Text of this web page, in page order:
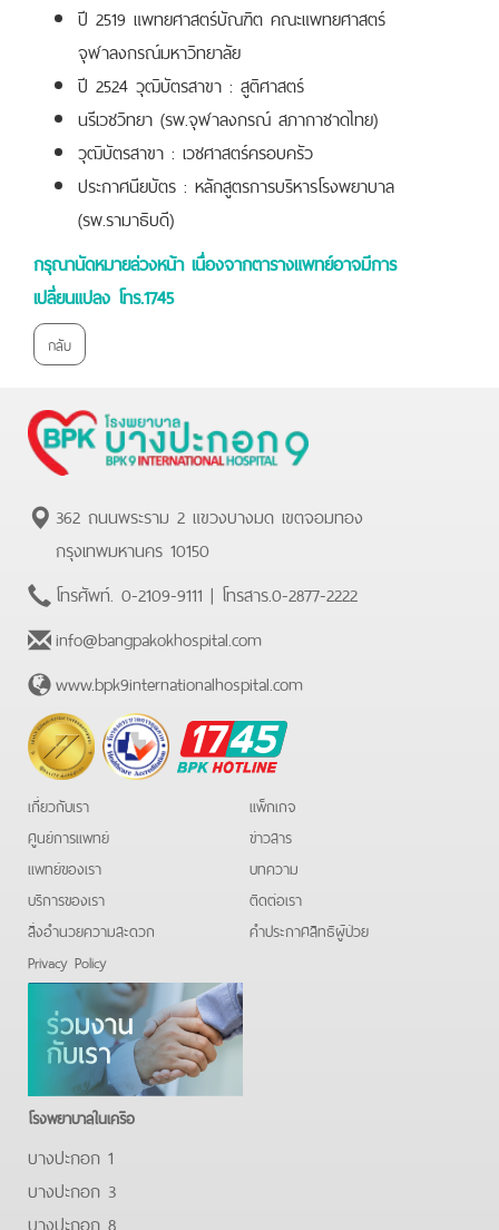
ปี 2519 แพทยศาสตร์บัณฑิต คณะแพทยศาสตร์
จุฬาลงกรณ์มหาวิทยาลัย
ปี 2524 วุฒิบัตรสาขา : สูติศาสตร์
นรีเวชวิทยา (รพ.จุฬาลงกรณ์ สภากาชาดไทย)
วุฒิบัตรสาขา : เวชศาสตร์ครอบครัว
ประกาศนียบัตร : หลักสูตรการบริหารโรงพยาบาล
(รพ.รามาธิบดี)
กรุณานัดหมายล่วงหน้า เนื่องจากตารางแพทย์อาจมีการ
เปลี่ยนแปลง โทร.1745
กลับ
362 ถนนพระราม 2 แขวงบางมด เขตจอมทอง
กรุงเทพมหานคร 10150
โทรศัพท์. 0-2109-9111 | โทรสาร.0-2877-2222
info@bangpakokhospital.com
www.bpk9internationalhospital.com
BPK
Hotline
เกี่ยวกับเรา
ศูนย์การแพทย์
แพทย์ของเรา
บริการของเรา
สิ่งอำนวยความสะดวก
Privacy Policy
แพ็กเกจ
ข่าวสาร
บทความ
ติดต่อเรา
คําประกาศสิทธิผู้ป่วย
โรงพยาบาลในเครือ
บางปะกอก 1
บางปะกอก 3
บางปะกอก 8